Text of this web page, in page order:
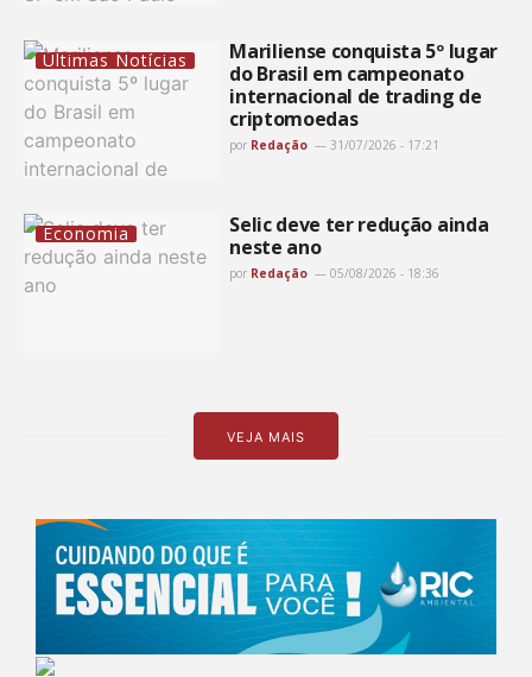
Últimas Notícias
Mariliense conquista 5º lugar
do Brasil em campeonato
internacional de trading de
criptomoedas
por Redação 31/07/2026 - 17:21
Economia
Selic deve ter redução ainda
neste ano
por Redação 05/08/2026 - 18:36
VEJA MAIS